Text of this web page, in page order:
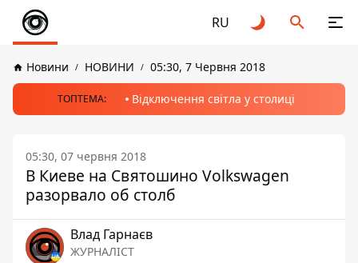
RU
Новини НОВИНИ 05:30, 7 Червня 2018
ТОПТЕМА: Відключення світла у столиці
05:30, 07 червня 2018
В Киеве на Святошино Volkswagen
разорвало об столб
Влад Гарнаєв
ЖУРНАЛІСТ